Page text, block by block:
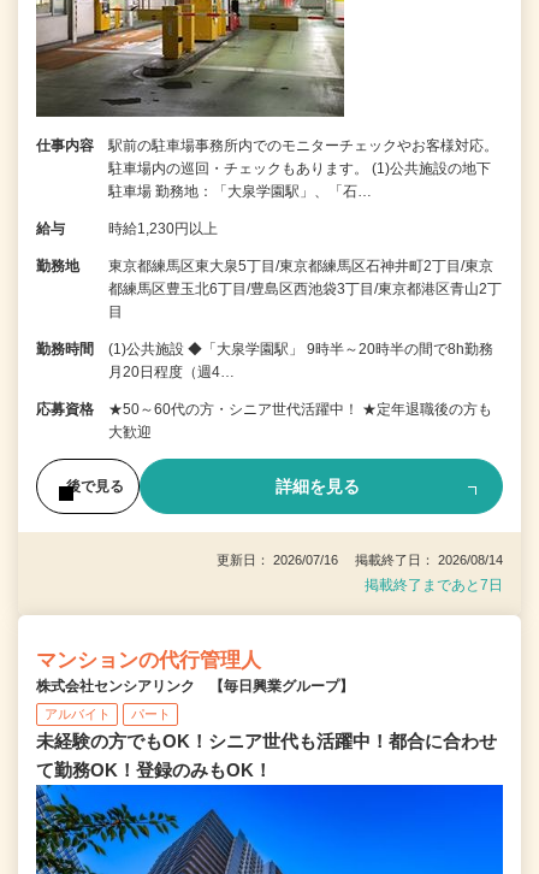
仕事内容
駅前の駐車場事務所内でのモニターチェックやお客様対応。
駐車場内の巡回・チェックもあります。 (1)公共施設の地下
駐車場 勤務地：「大泉学園駅」、「石…
給与 時給1,230円以上
勤務地
東京都練馬区東大泉5丁目/東京都練馬区石神井町2丁目/東京
都練馬区豊玉北6丁目/豊島区西池袋3丁目/東京都港区青山2丁
目
勤務時間
(1)公共施設 ◆「大泉学園駅」 9時半～20時半の間で8h勤務
月20日程度（週4…
応募資格
★50～60代の方・シニア世代活躍中！ ★定年退職後の方も
大歓迎
後で見る 詳細を見る
更新日： 2026/07/16 掲載終了日： 2026/08/14
掲載終了まであと7日
マンションの代行管理人
株式会社センシアリンク 【毎日興業グループ】
アルバイト パート
未経験の方でもOK！シニア世代も活躍中！都合に合わせ
て勤務OK！登録のみもOK！